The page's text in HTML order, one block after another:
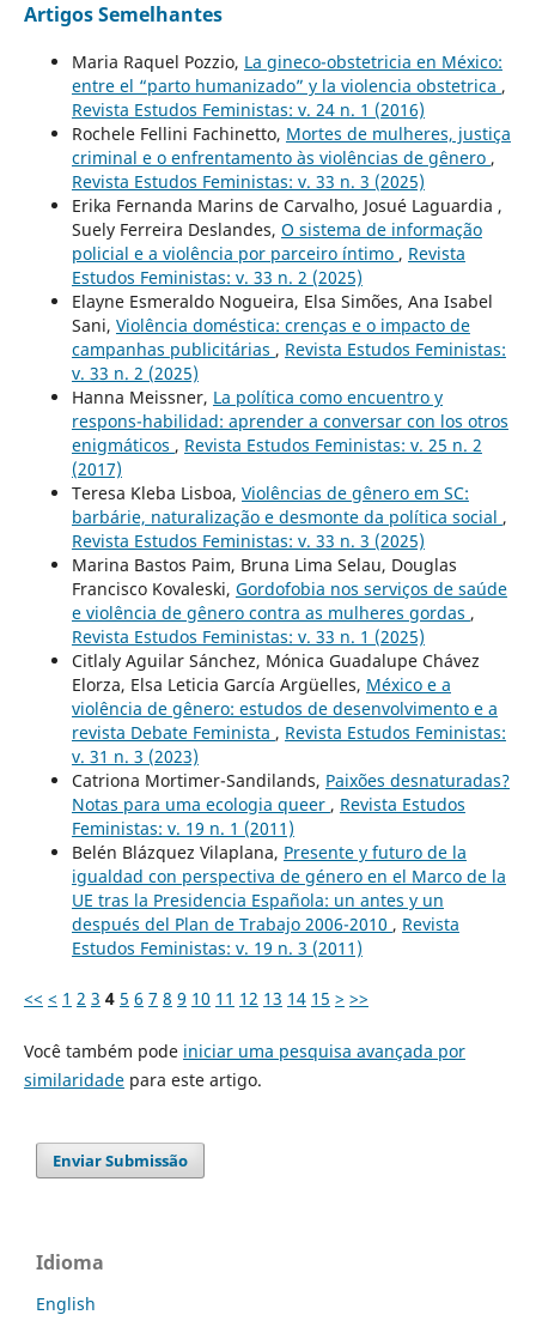
Artigos Semelhantes
Maria Raquel Pozzio, La gineco-obstetricia en México:
entre el “parto humanizado” y la violencia obstetrica ,
Revista Estudos Feministas: v. 24 n. 1 (2016)
Rochele Fellini Fachinetto, Mortes de mulheres, justiça
criminal e o enfrentamento às violências de gênero ,
Revista Estudos Feministas: v. 33 n. 3 (2025)
Erika Fernanda Marins de Carvalho, Josué Laguardia ,
Suely Ferreira Deslandes, O sistema de informação
policial e a violência por parceiro íntimo , Revista
Estudos Feministas: v. 33 n. 2 (2025)
Elayne Esmeraldo Nogueira, Elsa Simões, Ana Isabel
Sani, Violência doméstica: crenças e o impacto de
campanhas publicitárias , Revista Estudos Feministas:
v. 33 n. 2 (2025)
Hanna Meissner, La política como encuentro y
respons-habilidad: aprender a conversar con los otros
enigmáticos , Revista Estudos Feministas: v. 25 n. 2
(2017)
Teresa Kleba Lisboa, Violências de gênero em SC:
barbárie, naturalização e desmonte da política social ,
Revista Estudos Feministas: v. 33 n. 3 (2025)
Marina Bastos Paim, Bruna Lima Selau, Douglas
Francisco Kovaleski, Gordofobia nos serviços de saúde
e violência de gênero contra as mulheres gordas ,
Revista Estudos Feministas: v. 33 n. 1 (2025)
Citlaly Aguilar Sánchez, Mónica Guadalupe Chávez
Elorza, Elsa Leticia García Argüelles, México e a
violência de gênero: estudos de desenvolvimento e a
revista Debate Feminista , Revista Estudos Feministas:
v. 31 n. 3 (2023)
Catriona Mortimer-Sandilands, Paixões desnaturadas?
Notas para uma ecologia queer , Revista Estudos
Feministas: v. 19 n. 1 (2011)
Belén Blázquez Vilaplana, Presente y futuro de la
igualdad con perspectiva de género en el Marco de la
UE tras la Presidencia Española: un antes y un
después del Plan de Trabajo 2006-2010 , Revista
Estudos Feministas: v. 19 n. 3 (2011)
<< < 1 2 3 4 5 6 7 8 9 10 11 12 13 14 15 > >>
Você também pode iniciar uma pesquisa avançada por
similaridadepara este artigo.
Enviar Submissão
Idioma
English